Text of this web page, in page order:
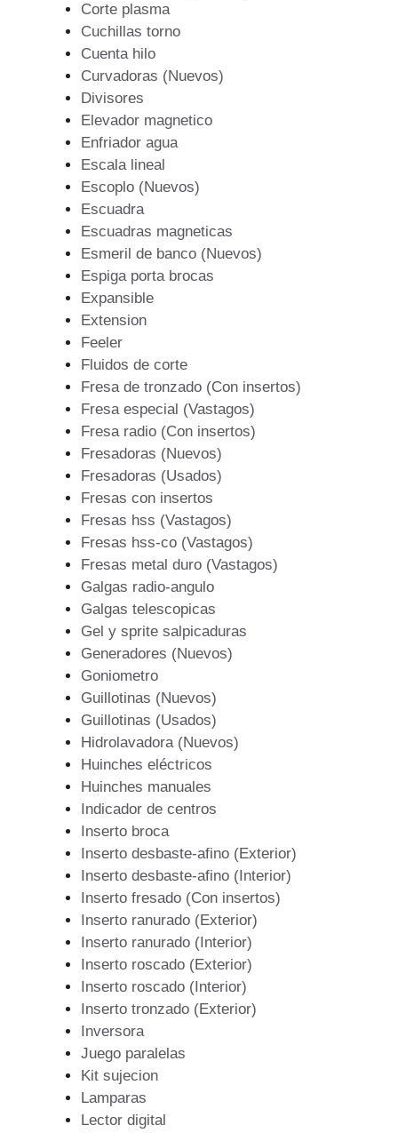
Corte plasma
Cuchillas torno
Cuenta hilo
Curvadoras (Nuevos)
Divisores
Elevador magnetico
Enfriador agua
Escala lineal
Escoplo (Nuevos)
Escuadra
Escuadras magneticas
Esmeril de banco (Nuevos)
Espiga porta brocas
Expansible
Extension
Feeler
Fluidos de corte
Fresa de tronzado (Con insertos)
Fresa especial (Vastagos)
Fresa radio (Con insertos)
Fresadoras (Nuevos)
Fresadoras (Usados)
Fresas con insertos
Fresas hss (Vastagos)
Fresas hss-co (Vastagos)
Fresas metal duro (Vastagos)
Galgas radio-angulo
Galgas telescopicas
Gel y sprite salpicaduras
Generadores (Nuevos)
Goniometro
Guillotinas (Nuevos)
Guillotinas (Usados)
Hidrolavadora (Nuevos)
Huinches eléctricos
Huinches manuales
Indicador de centros
Inserto broca
Inserto desbaste-afino (Exterior)
Inserto desbaste-afino (Interior)
Inserto fresado (Con insertos)
Inserto ranurado (Exterior)
Inserto ranurado (Interior)
Inserto roscado (Exterior)
Inserto roscado (Interior)
Inserto tronzado (Exterior)
Inversora
Juego paralelas
Kit sujecion
Lamparas
Lector digital